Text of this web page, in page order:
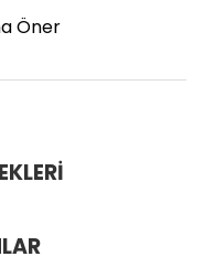
Öner